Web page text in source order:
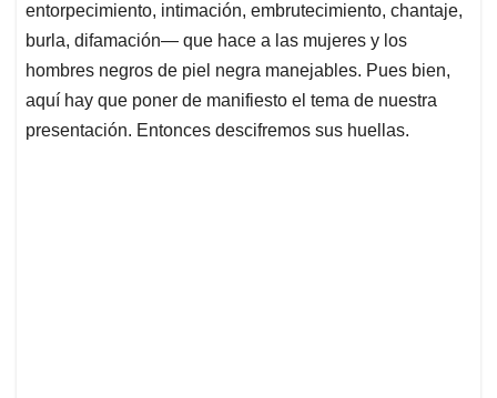
entorpecimiento, intimación, embrutecimiento, chantaje,
burla, difamación— que hace a las mujeres y los
hombres negros de piel negra manejables. Pues bien,
aquí hay que poner de manifiesto el tema de nuestra
presentación. Entonces descifremos sus huellas.